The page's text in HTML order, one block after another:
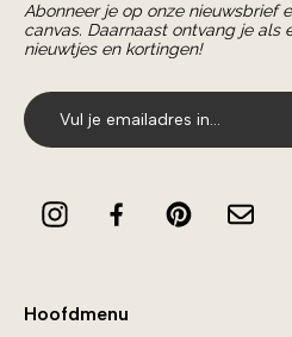
Abonneer je op onze nieuwsbrief
canvas. Daarnaast ontvang je als
nieuwtjes en kortingen!
Hoofdmenu